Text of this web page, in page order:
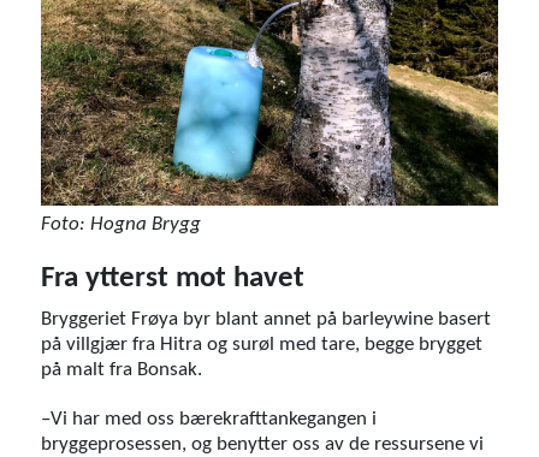
Foto: Hogna Brygg
Fra ytterst mot havet
Bryggeriet Frøya byr blant annet på barleywine basert
på villgjær fra Hitra og surøl med tare, begge brygget
på malt fra Bonsak.
–Vi har med oss bærekrafttankegangen i
bryggeprosessen, og benytter oss av de ressursene vi